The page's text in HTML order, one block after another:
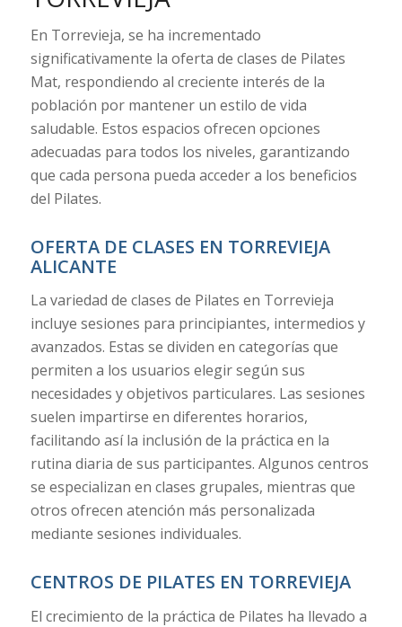
En Torrevieja, se ha incrementado
significativamente la oferta de clases de Pilates
Mat, respondiendo al creciente interés de la
población por mantener un estilo de vida
saludable. Estos espacios ofrecen opciones
adecuadas para todos los niveles, garantizando
que cada persona pueda acceder a los beneficios
del Pilates.
OFERTA DE CLASES EN TORREVIEJA
ALICANTE
La variedad de clases de Pilates en Torrevieja
incluye sesiones para principiantes, intermedios y
avanzados. Estas se dividen en categorías que
permiten a los usuarios elegir según sus
necesidades y objetivos particulares. Las sesiones
suelen impartirse en diferentes horarios,
facilitando así la inclusión de la práctica en la
rutina diaria de sus participantes. Algunos centros
se especializan en clases grupales, mientras que
otros ofrecen atención más personalizada
mediante sesiones individuales.
CENTROS DE PILATES EN TORREVIEJA
El crecimiento de la práctica de Pilates ha llevado a